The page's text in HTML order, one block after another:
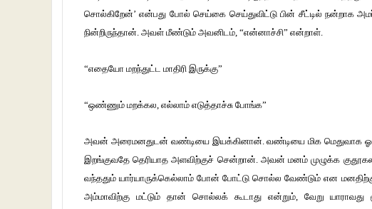
சொல்கிறேன்’ என்பது போல் செய்கை செய்துவிட்டு பின் சீட்டில்
நின்றிருந்தான். அவள் மீண்டும் அவனிடம், “என்னாச்சி” என்றாள்.
“எதையோ மறந்துட்ட மாதிரி இருக்கு”
“ஒண்ணும் மறக்கல, எல்லாம் எடுத்தாச்சு போங்க”
அவன் அரைமனதுடன் வண்டியை இயக்கினான். வண்டியை மிக மெதுவாக
இறங்குவதே தெரியாத அளவிற்குச் சென்றான். அவன் மனம் முழுக்க
வந்ததும் யார்யாருக்கெல்லாம் போன் போட்டு சொல்ல வேண்டும் என
அம்மாவிற்கு மட்டும் தான் சொல்லக் கூடாது என்றும், வேறு